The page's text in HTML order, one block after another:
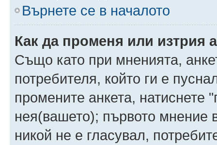
Върнете се в началото
Как да променя или изтрия
Също като при мненията,
потребителя, който ги е
промените анкета, натиснете
нея(вашето); първото мнение
никой не е гласувал,